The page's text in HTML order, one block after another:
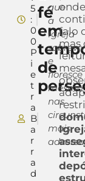
5
:
0
0
P
i
e
t
r
a
B
a
r
r
a
d
fé
em
de
que
a
Igreja
e
floresce
mesmo
nas
mais
falo
mas